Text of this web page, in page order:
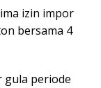
izin impor
bersama 4
gula periode